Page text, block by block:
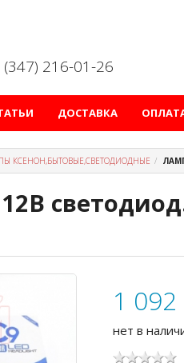
(347) 216-01-26
ДОСТАВКА
КСЕНОН,БЫТОВЫЕ,СВЕТОДИОДНЫЕ
1 092
нет в